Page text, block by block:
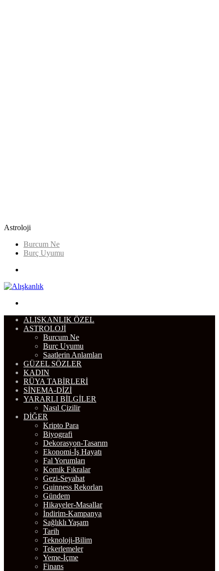
Astroloji
Burcum Ne
Burç Uyumu
...
ALIŞKANLIK ÖZEL
ASTROLOJI
Burcum Ne
Burç Uyumu
Saatlerin Anlamları
GÜZEL SÖZLER
KADIN
RÜYA TABIRLERI
SINEMA-DIZI
YARARLI BILGILER
Nasıl Çizilir
DIĞER
Kripto Para
Biyografi
Dekorasyon-Tasarım
Ekonomi-İş Hayatı
Fal Yorumları
Komik Fıkralar
Gezi-Seyahat
Guinness Rekorları
Gündem
Hikayeler-Masallar
İndirim-Kampanya
Sağlıklı Yaşam
Tarih
Teknoloji-Bilim
Tekerlemeler
Yeme-İçme
Finans